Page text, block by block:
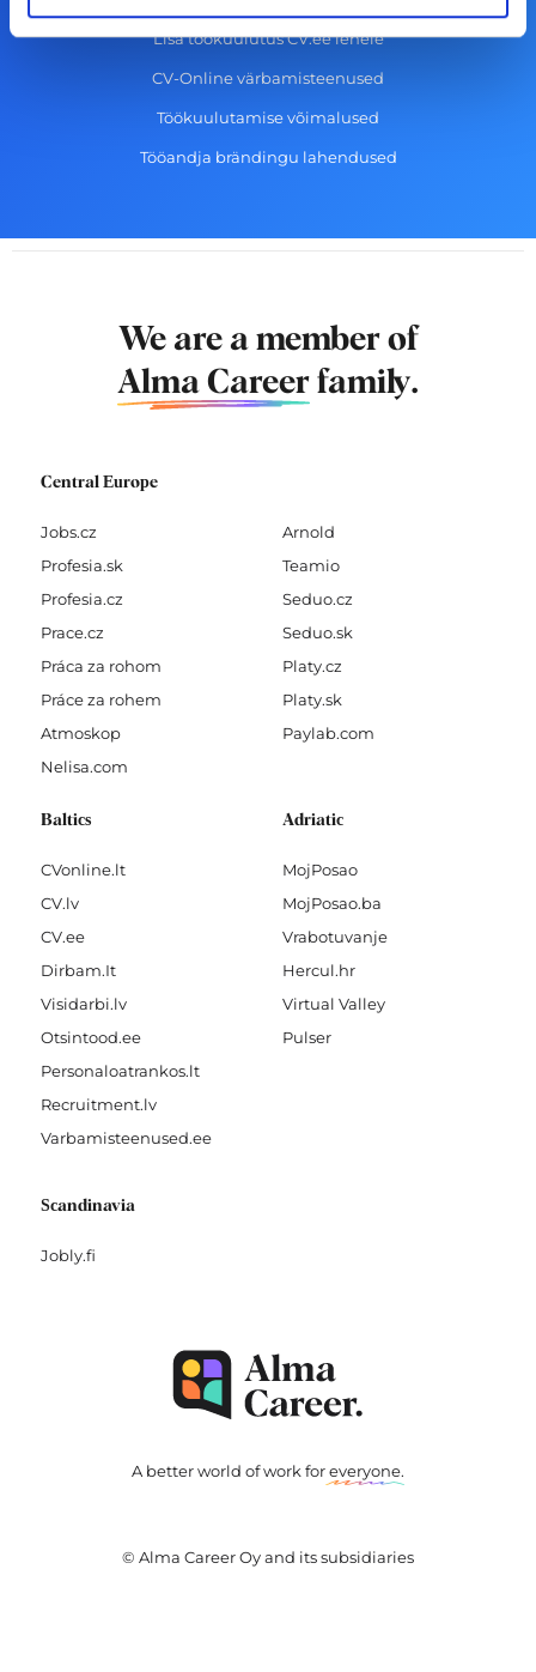
Lisa töökuulutus CV.ee lehele
CV-Online värbamisteenused
Töökuulutamise võimalused
Tööandja brändingu lahendused
We are a member of
Alma Career family.
Central Europe
Jobs.cz
Profesia.sk
Profesia.cz
Prace.cz
Práca za rohom
Práce za rohem
Atmoskop
Nelisa.com
Arnold
Teamio
Seduo.cz
Seduo.sk
Platy.cz
Platy.sk
Paylab.com
Baltics
CVonline.lt
CV.lv
CV.ee
Dirbam.It
Visidarbi.lv
Otsintood.ee
Personaloatrankos.lt
Recruitment.lv
Varbamisteenused.ee
Adriatic
MojPosao
MojPosao.ba
Vrabotuvanje
Hercul.hr
Virtual Valley
Pulser
Scandinavia
Jobly.fi
A better world of work foreveryone.
© Alma Career Oy and its subsidiaries